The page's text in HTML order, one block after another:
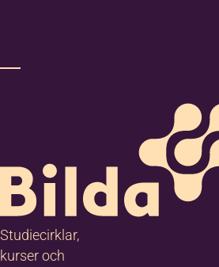
Studiecirklar,
kurser och